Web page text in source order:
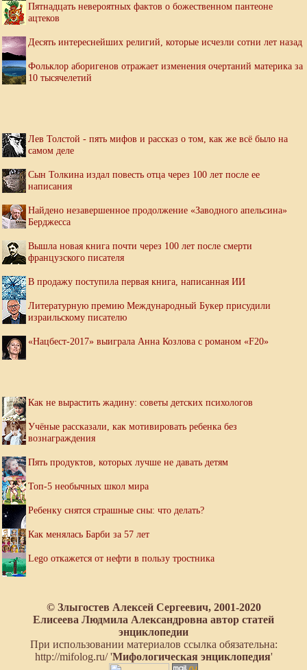
Пятнадцать невероятных фактов о божественном пантеоне
ацтеков
Десять интереснейших религий, которые исчезли сотни лет назад
Фольклор аборигенов отражает изменения очертаний материка за
10 тысячелетий
Лев Толстой - пять мифов и рассказ о том, как же всё было на
самом деле
Сын Толкина издал повесть отца через 100 лет после ее
написания
Найдено незавершенное продолжение «Заводного апельсина»
Берджесса
Вышла новая книга почти через 100 лет после смерти
французского писателя
В продажу поступила первая книга, написанная ИИ
Литературную премию Международный Букер присудили
израильскому писателю
«Нацбест-2017» выиграла Анна Козлова с романом «F20»
Как не вырастить жадину: советы детских психологов
Учёные рассказали, как мотивировать ребенка без
вознаграждения
Пять продуктов, которых лучше не давать детям
Топ-5 необычных школ мира
Ребенку снятся страшные сны: что делать?
Как менялась Барби за 57 лет
Lego откажется от нефти в пользу тростника
© Злыгостев Алексей Сергеевич, 2001-2020
Елисеева Людмила Александровна автор статей
энциклопедии
При использовании материалов ссылка обязательна:
http://mifolog.ru/ 'Мифологическая энциклопедия'